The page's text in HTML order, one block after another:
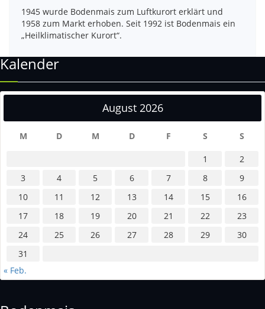
1945 wurde Bodenmais zum Luftkurort erklärt und
1958 zum Markt erhoben. Seit 1992 ist Bodenmais ein
„Heilklimatischer Kurort“.
Kalender
August 2026
M D M D F S S
1
2
3
4 5 6 7 8
9
10
11 12 13 14 15
16
17
18 19 20 21 22
23
24
25 26 27 28 29
30
31
« Feb.